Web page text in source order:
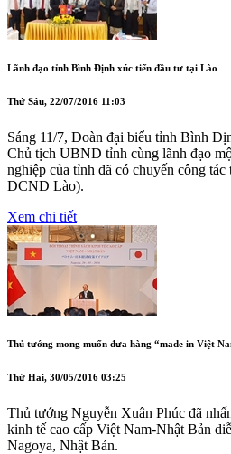
Lãnh đạo tỉnh Bình Định xúc tiến đầu tư tại Lào
Thứ Sáu, 22/07/2016 11:03
Sáng 11/7, Đoàn đại biểu tỉnh Bình
Chủ tịch UBND tỉnh cùng lãnh đạo
nghiệp của tỉnh đã có chuyến công
DCND Lào).
Xem chi tiết
Thủ tướng mong muốn đưa hàng “made in Việt
Thứ Hai, 30/05/2016 03:25
Thủ tướng Nguyễn Xuân Phúc đã
kinh tế cao cấp Việt Nam-Nhật Bản
Nagoya, Nhật Bản.